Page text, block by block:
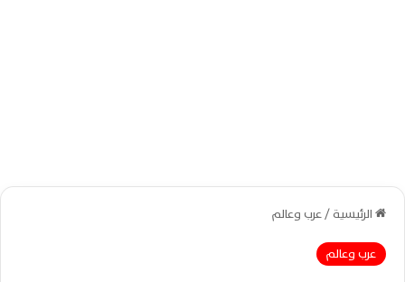
الرئيسية/عرب وعالم
عرب وعالم